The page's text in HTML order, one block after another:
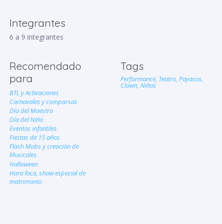
Integrantes
6 a 9 integrantes
Recomendado
para
BTL y Activaciones
Carnavales y comparsas
Día del Maestro
Día del Niño
Eventos infantiles
Fiestas de 15 años
Flash Mobs y creación de
Musicales
Halloween
Hora loca, show especial de
matrimonio
Tags
Performance, Teatro, Payasos,
Clown, Niños